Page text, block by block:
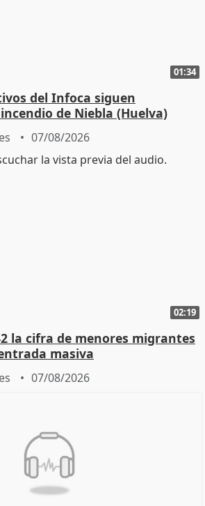
01:34
del Infoca siguen
de Niebla (Huelva)
07/08/2026
02:19
la cifra de menores migrantes
masiva
07/08/2026